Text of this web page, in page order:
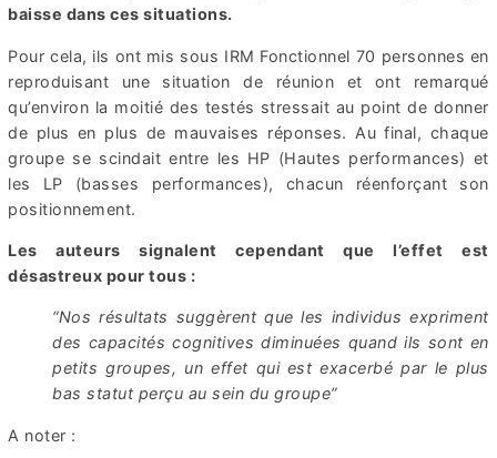
baisse dans ces situations.
Pour cela, ils ont mis sous IRM Fonctionnel 70 personnes en
reproduisant une situation de réunion et ont remarqué
qu’environ la moitié des testés stressait au point de donner
de plus en plus de mauvaises réponses. Au final, chaque
groupe se scindait entre les HP (Hautes performances) et
les LP (basses performances), chacun réenforçant son
positionnement.
Les auteurs signalent cependant que l’effet est
désastreux pour tous :
“Nos résultats suggèrent que les individus expriment
des capacités cognitives diminuées quand ils sont en
petits groupes, un effet qui est exacerbé par le plus
bas statut perçu au sein du groupe”
A noter :